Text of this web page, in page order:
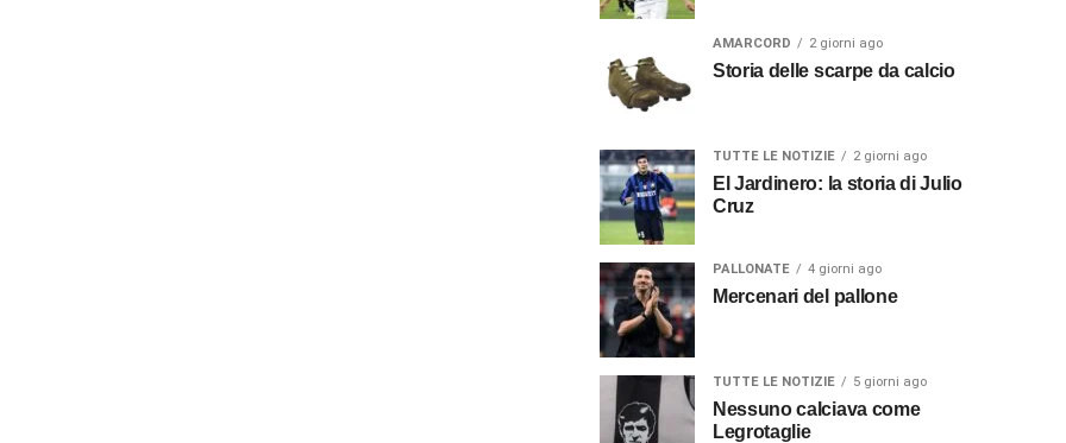
AMARCORD 2 giorni ago
Storia delle scarpe da calcio
TUTTE LE NOTIZIE 2 giorni ago
El Jardinero: la storia di Julio
Cruz
PALLONATE 4 giorni ago
Mercenari del pallone
TUTTE LE NOTIZIE 5 giorni ago
Nessuno calciava come
Legrotaglie